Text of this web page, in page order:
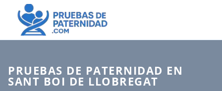
PRUEBAS DE PATERNIDAD EN
SANT BOI DE LLOBREGAT